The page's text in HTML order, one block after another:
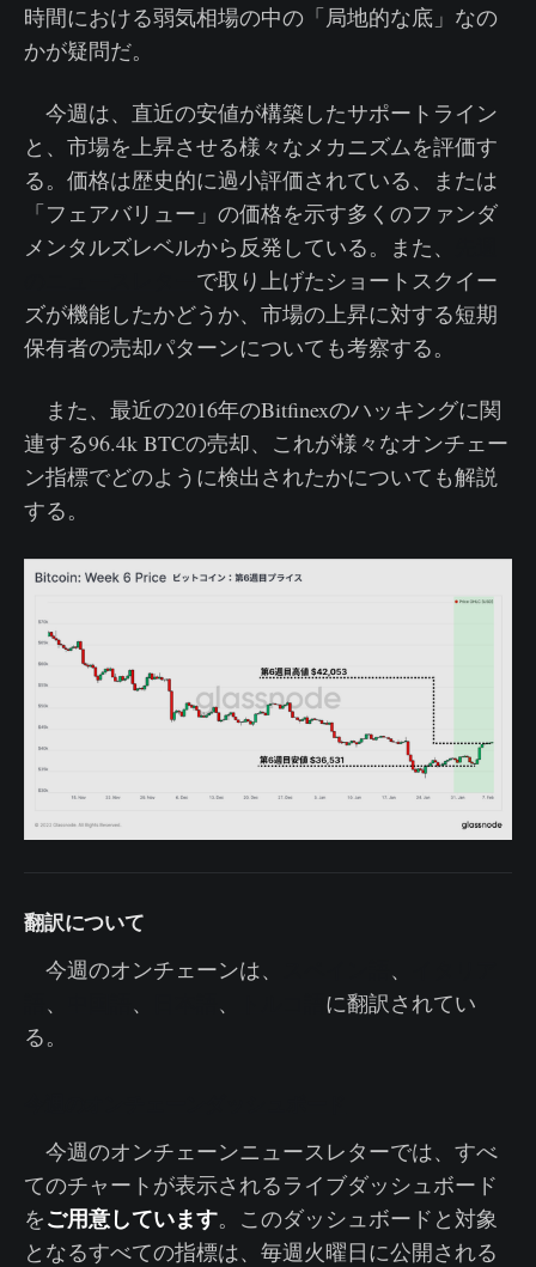
時間における弱気相場の中の「局地的な底」なの
かが疑問だ。
今週は、直近の安値が構築したサポートライン
と、市場を上昇させる様々なメカニズムを評価す
る。価格は歴史的に過小評価されている、または
「フェアバリュー」の価格を示す多くのファンダ
メンタルズレベルから反発している。また、
で取り上げたショートスクイー
ズが機能したかどうか、市場の上昇に対する短期
保有者の売却パターンについても考察する。
また、最近の2016年のBitfinexのハッキングに関
連する96.4k BTCの売却、これが様々なオンチェー
ン指標でどのように検出されたかについても解説
する。
翻訳について
今週のオンチェーンは、 、
、 、 、
に翻訳されてい
る。
今週のオンチェーンニュースレターでは、すべ
てのチャートが表示されるライブダッシュボード
をご用意しています。このダッシュボードと対象
となるすべての指標は、毎週火曜日に公開される